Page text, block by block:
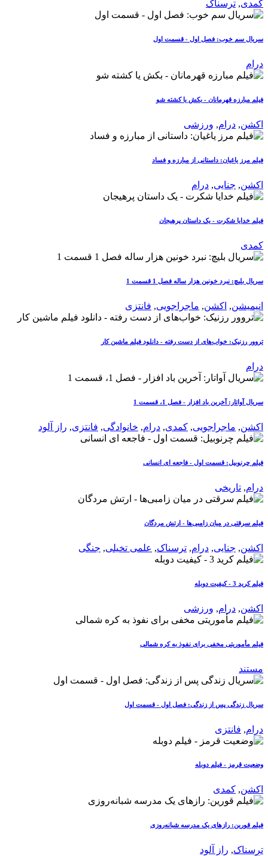
کمدی, ترسناک
سریال سم خوب: فصل اول - قسمت اول
درام
فیلم مبارزه قهرمانان - بکش یا کشته شو
اکشن, درام, ورزشی
فیلم مرز یاغیان: داستانی از مبارزه و فساد
اکشن, جنایی, درام
فیلم خدایا شکرت - یک داستان پرهیجان
کمدی
سریال بلیچ: نبرد خونین هزار ساله فصل 1 قسمت 1
انیمیشن, اکشن, ماجراجویی, فانتزی
تروور رزنیک: خواب‌های از دست رفته - دانلود فیلم ماشین کار
درام
سریال آواتار: آخرین باد افزار - فصل 1، قسمت 1
اکشن, ماجراجویی, کمدی, درام, خانوادگی, فانتزی, راز آلود
فیلم چرنوبیل: قسمت اول - فاجعه ای انسانی
درام, تاریخی
فیلم سرقتی در میان زامبی‌ها - ارتش مردگان
اکشن, جنایی, درام, ترسناک, علمی تخیلی, جنگی
فیلم کرید 3 - کیفیت دوبله
اکشن, درام, ورزشی
فیلم مأموریتی مخفی برای نفوذ به کره شمالی
مستند
سریال زندگی پس از زندگی: فصل اول - قسمت اول
درام, فانتزی
وضعیت قرمز - فیلم دوبله
اکشن, کمدی
فیلم قورین: رازهای یک مدرسه شبانه‌روزی
ترسناک, راز آلود